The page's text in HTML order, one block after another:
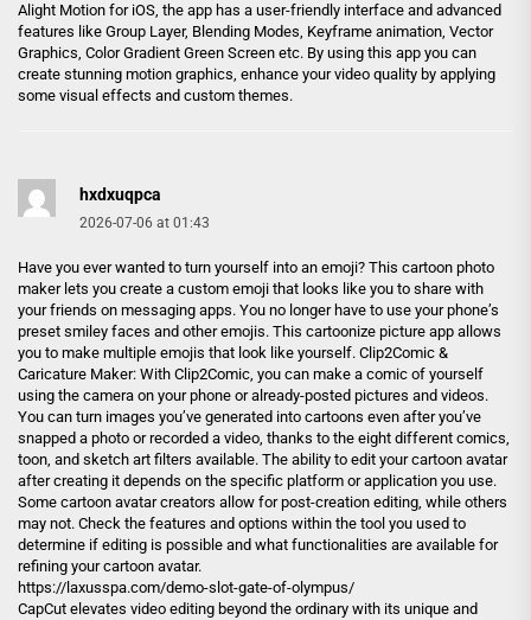
Alight Motion for iOS, the app has a user-friendly interface and advanced
features like Group Layer, Blending Modes, Keyframe animation, Vector
Graphics, Color Gradient Green Screen etc. By using this app you can
create stunning motion graphics, enhance your video quality by applying
some visual effects and custom themes.
hxdxuqpca
2026-07-06 at 01:43
Have you ever wanted to turn yourself into an emoji? This cartoon photo
maker lets you create a custom emoji that looks like you to share with
your friends on messaging apps. You no longer have to use your phone’s
preset smiley faces and other emojis. This cartoonize picture app allows
you to make multiple emojis that look like yourself. Clip2Comic &
Caricature Maker: With Clip2Comic, you can make a comic of yourself
using the camera on your phone or already-posted pictures and videos.
You can turn images you’ve generated into cartoons even after you’ve
snapped a photo or recorded a video, thanks to the eight different comics,
toon, and sketch art filters available. The ability to edit your cartoon avatar
after creating it depends on the specific platform or application you use.
Some cartoon avatar creators allow for post-creation editing, while others
may not. Check the features and options within the tool you used to
determine if editing is possible and what functionalities are available for
refining your cartoon avatar.
https://laxusspa.com/demo-slot-gate-of-olympus/
CapCut elevates video editing beyond the ordinary with its unique and